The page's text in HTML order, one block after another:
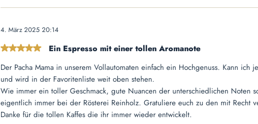
4. März 2025 20:14
Bewertung mit 5 von 5 SternenEin Espresso mit einer tollen Aromanote
Der Pacha Mama in unserem Vollautomaten einfach ein Hochgenuss. Kann ich
und wird in der Favoritenliste weit oben stehen.
Wie immer ein toller Geschmack, gute Nuancen der unterschiedlichen Noten
eigentlich immer bei der Rösterei Reinholz. Gratuliere euch zu den mit Recht
Danke für die tollen Kaffes die ihr immer wieder entwickelt.